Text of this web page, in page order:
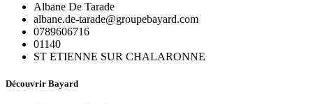
Albane De Tarade
albane.de-tarade@groupebayard.com
0789606716
01140
ST ETIENNE SUR CHALARONNE
Découvrir Bayard